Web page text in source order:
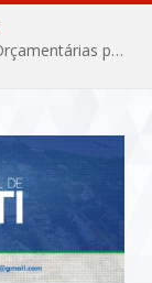
Câmara Municipal aprova Lei de Diretrizes Orçamentárias para o exercício financeiro de 2027